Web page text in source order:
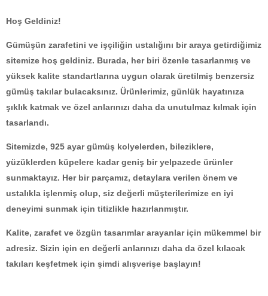
Hoş Geldiniz!
Gümüşün zarafetini ve işçiliğin ustalığını bir araya getirdiğimiz
sitemize hoş geldiniz. Burada, her biri özenle tasarlanmış ve
yüksek kalite standartlarına uygun olarak üretilmiş benzersiz
gümüş takılar bulacaksınız. Ürünlerimiz, günlük hayatınıza
şıklık katmak ve özel anlarınızı daha da unutulmaz kılmak için
tasarlandı.
Sitemizde, 925 ayar gümüş kolyelerden, bileziklere,
yüzüklerden küpelere kadar geniş bir yelpazede ürünler
sunmaktayız. Her bir parçamız, detaylara verilen önem ve
ustalıkla işlenmiş olup, siz değerli müşterilerimize en iyi
deneyimi sunmak için titizlikle hazırlanmıştır.
Kalite, zarafet ve özgün tasarımlar arayanlar için mükemmel bir
adresiz. Sizin için en değerli anlarınızı daha da özel kılacak
takıları keşfetmek için şimdi alışverişe başlayın!